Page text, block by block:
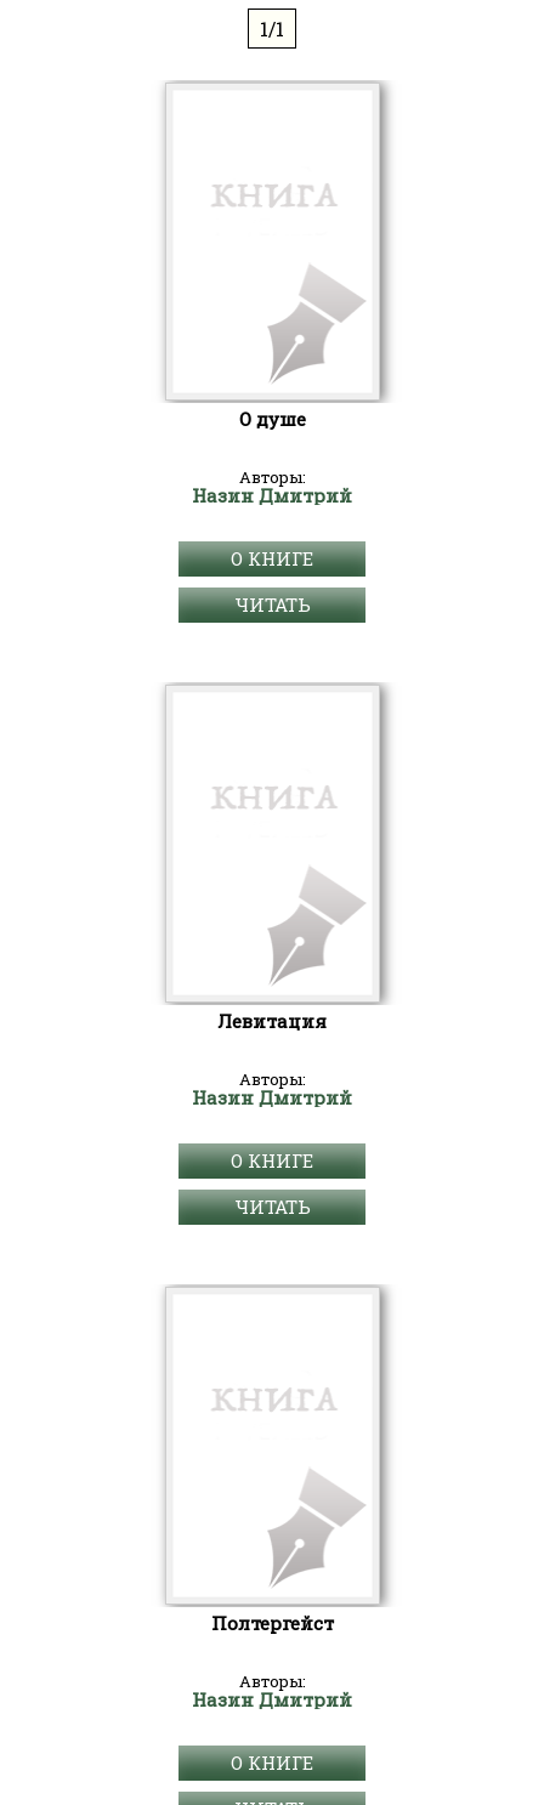
1/1
О душе
Авторы:
Назин Дмитрий
О КНИГЕ
ЧИТАТЬ
Левитация
Авторы:
Назин Дмитрий
О КНИГЕ
ЧИТАТЬ
Полтергейст
Авторы:
Назин Дмитрий
О КНИГЕ